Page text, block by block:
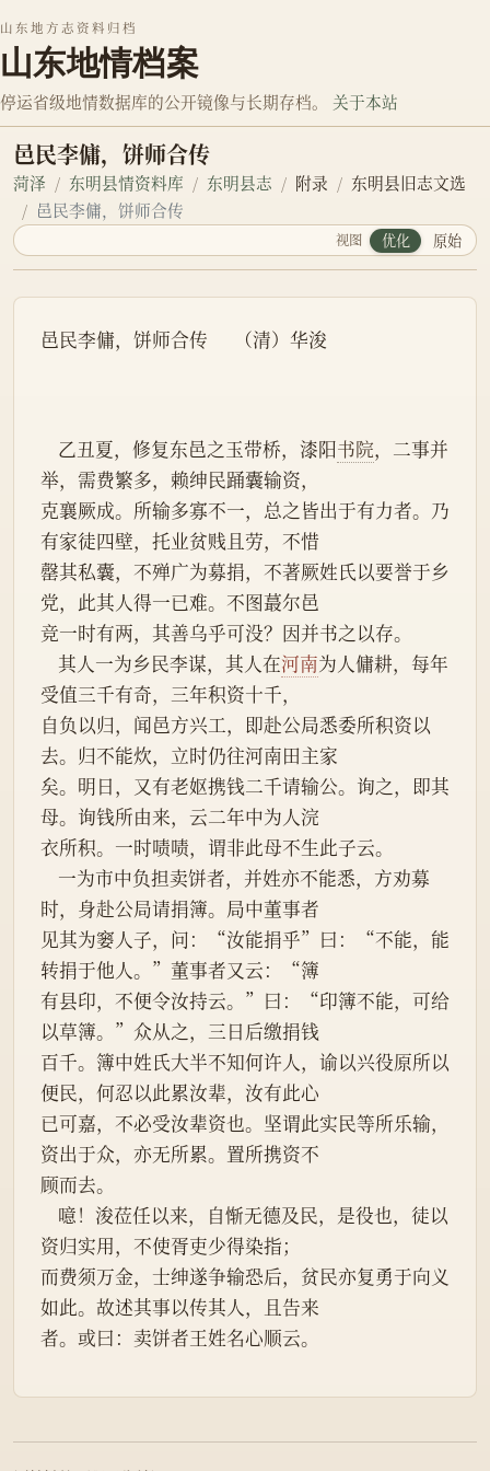
山东地方志资料归档
山东地情档案
停运省级地情数据库的公开镜像与长期存档。 关于本站
邑民李傭，饼师合传
菏泽 东明县情资料库 东明县志 附录
东明县旧志文选
邑民李傭，饼师合传
视图 优化 原始
邑民李傭，饼师合传      （清）华浚
    乙丑夏，修复东邑之玉带桥，漆阳
书院，二事并
举，需费繁多，赖绅民踊囊输资，
克襄厥成。所输多寡不一，总之皆出于有力者。乃
有家徒四壁，托业贫贱且劳，不惜
罄其私囊，不殚广为募捐，不著厥姓氏以要誉于乡
党，此其人得一已难。不图蕞尔邑
竞一时有两，其善乌乎可没？因并书之以存。
    其人一为乡民李谋，其人在
河南为人傭耕，每年
受值三千有奇，三年积资十千，
自负以归，闻邑方兴工，即赴公局悉委所积资以
去。归不能炊，立时仍往河南田主家
矣。明日，又有老妪携钱二千请输公。询之，即其
母。询钱所由来，云二年中为人浣
衣所积。一时啧啧，谓非此母不生此子云。
时，身赴公局请捐簿。局中董事者
见其为窭人子，问：“汝能捐乎”曰：“不能，能
转捐于他人。”董事者又云：“簿
有县印，不便令汝持云。”曰：“印簿不能，可给
以草簿。”众从之，三日后缴捐钱
百千。簿中姓氏大半不知何许人，谕以兴役原所以
便民，何忍以此累汝辈，汝有此心
已可嘉，不必受汝辈资也。坚谓此实民等所乐输，
资出于众，亦无所累。置所携资不
顾而去。
资归实用，不使胥吏少得染指；
而费须万金，士绅遂争输恐后，贫民亦复勇于向义
如此。故述其事以传其人，且告来
者。或曰：卖饼者王姓名心顺云。